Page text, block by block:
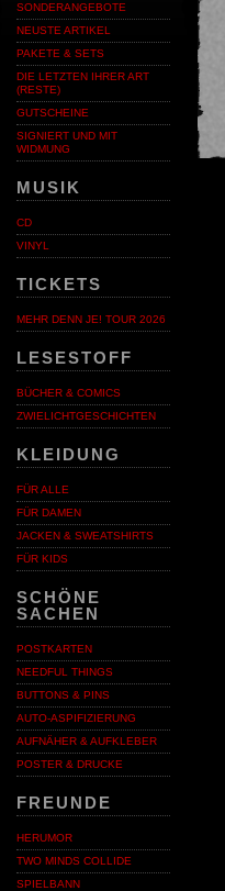
SONDERANGEBOTE
NEUSTE ARTIKEL
PAKETE & SETS
DIE LETZTEN IHRER ART
(RESTE)
GUTSCHEINE
SIGNIERT UND MIT
WIDMUNG
MUSIK
CD
VINYL
TICKETS
MEHR DENN JE! TOUR 2026
LESESTOFF
BÜCHER & COMICS
ZWIELICHTGESCHICHTEN
KLEIDUNG
FÜR ALLE
FÜR DAMEN
JACKEN & SWEATSHIRTS
FÜR KIDS
SCHÖNE
SACHEN
POSTKARTEN
NEEDFUL THINGS
BUTTONS & PINS
AUTO-ASPIFIZIERUNG
AUFNÄHER & AUFKLEBER
POSTER & DRUCKE
FREUNDE
HERUMOR
TWO MINDS COLLIDE
SPIELBANN